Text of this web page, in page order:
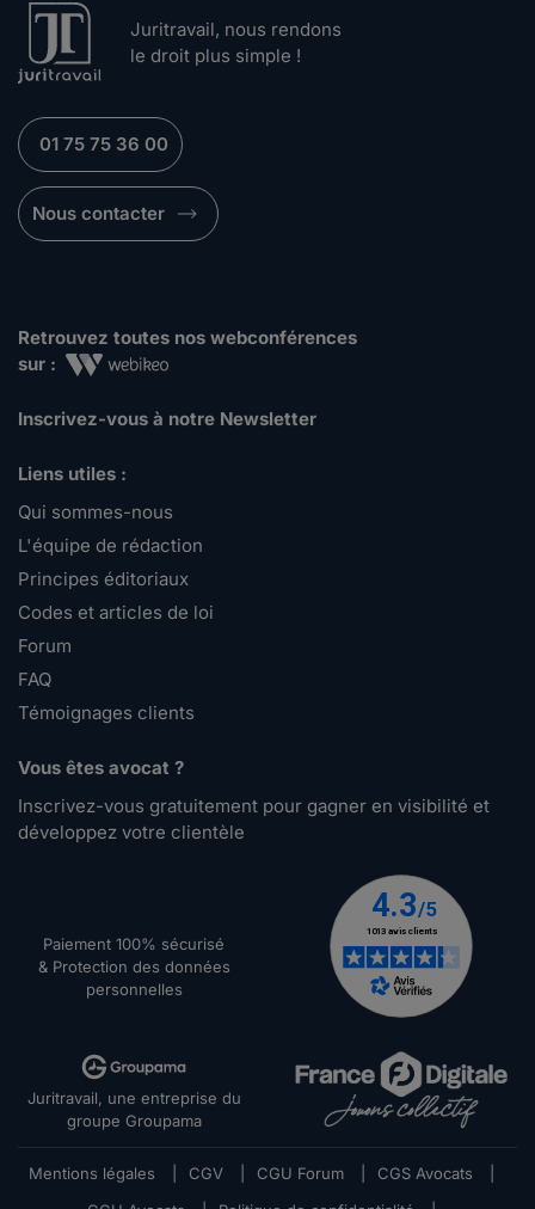
Juritravail, nous rendons
le droit plus simple !
01 75 75 36 00
Nous contacter
Retrouvez toutes nos webconférences
sur :
Inscrivez-vous à notre Newsletter
Liens utiles :
Qui sommes-nous
L'équipe de rédaction
Principes éditoriaux
Codes et articles de loi
Forum
FAQ
Témoignages clients
Vous êtes avocat ?
Inscrivez-vous gratuitement pour gagner en visibilité et
développez votre clientèle
Paiement 100% sécurisé
& Protection des données
personnelles
Juritravail, une entreprise du
groupe Groupama
Mentions légales CGV CGU Forum CGS Avocats